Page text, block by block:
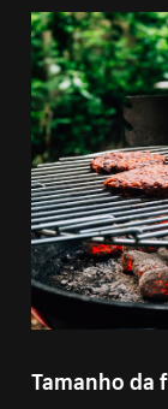
Tamanho da